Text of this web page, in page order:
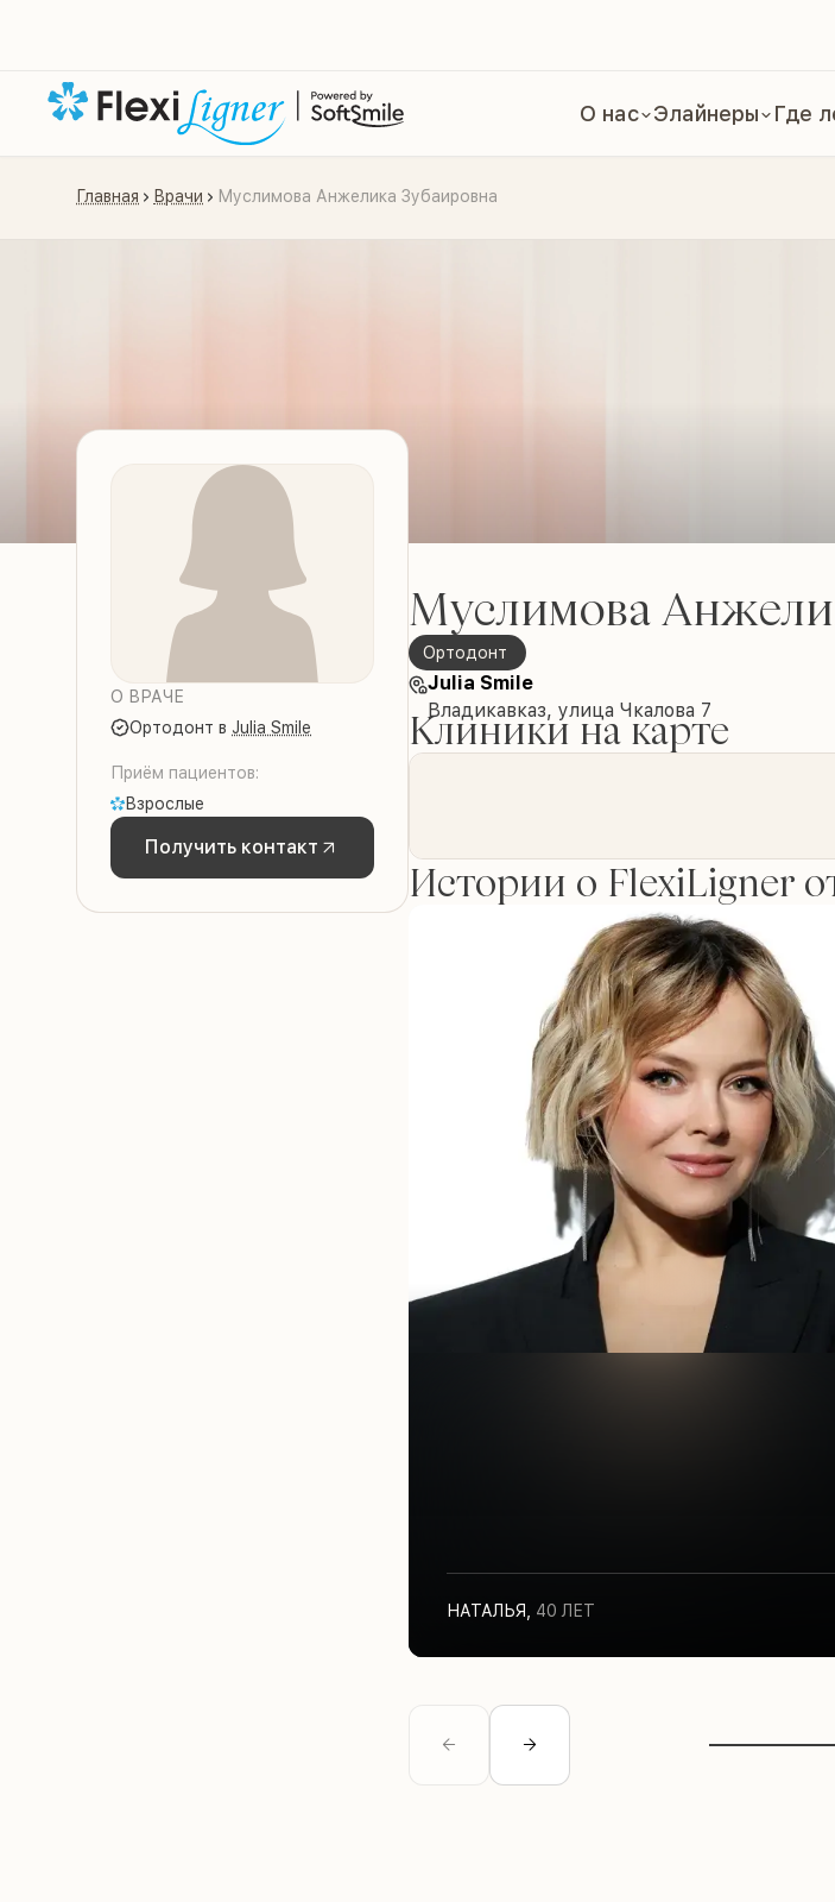
О нас Элайнеры Где
Главная Врачи Муслимова Анжелика Зубаировна
О ВРАЧЕ
Ортодонт в Julia Smile
Приём пациентов:
Взрослые
Получить контакт
Муслимова
Ортодонт
Julia Smile
Владикавказ, улица Чкалова 7
Клиники на карте
Истории о FlexiLigner
НАТАЛЬЯ 40 ЛЕТ